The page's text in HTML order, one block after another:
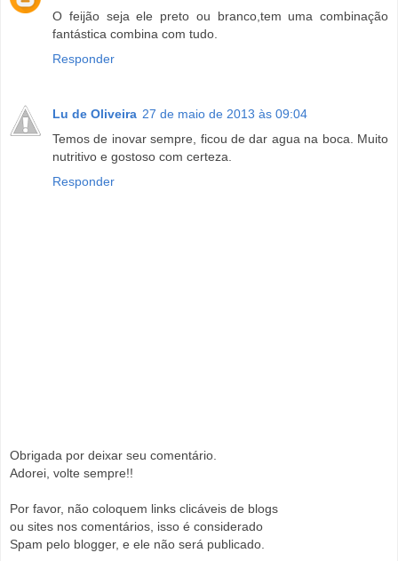
O feijão seja ele preto ou branco,tem uma combinação
fantástica combina com tudo.
Responder
Lu de Oliveira 27 de maio de 2013 às 09:04
Temos de inovar sempre, ficou de dar agua na boca. Muito
nutritivo e gostoso com certeza.
Responder
Obrigada por deixar seu comentário.
Adorei, volte sempre!!
Por favor, não coloquem links clicáveis de blogs
ou sites nos comentários, isso é considerado
Spam pelo blogger, e ele não será publicado.